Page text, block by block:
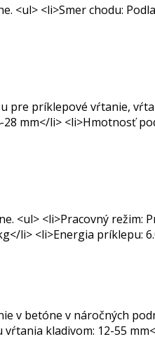
<li>Smer chodu:
príklepové vŕtanie,
mm</li> <li>Hmotnosť
<ul> <li>Pracovný
li> <li>Energia príklepu:
v betóne v náročných
kladivom: 12-55